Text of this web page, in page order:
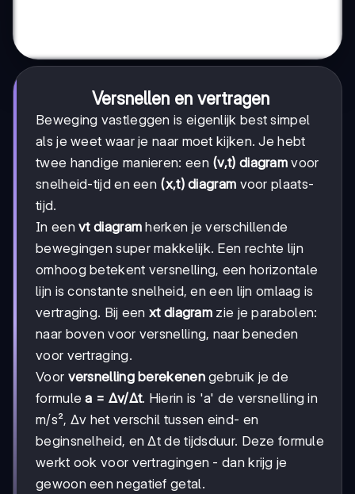
Versnellen en vertragen
Beweging vastleggen is eigenlijk best simpel
als je weet waar je naar moet kijken. Je hebt
twee handige manieren: een (v,t) diagram voor
snelheid-tijd en een (x,t) diagram voor plaats-
tijd.
In eenvt diagram herken je verschillende
bewegingen super makkelijk. Een rechte lijn
omhoog betekent versnelling, een horizontale
lijn is constante snelheid, en een lijn omlaag is
vertraging. Bij eenxt diagram zie je parabolen:
naar boven voor versnelling, naar beneden
voor vertraging.
Voor versnelling berekenengebruik je de
formulea = Δv/Δt. Hierin is 'a' de versnelling in
m/s², Δv het verschil tussen eind- en
beginsnelheid, en Δt de tijdsduur. Deze formule
werkt ook voor vertragingen - dan krijg je
gewoon een negatief getal.